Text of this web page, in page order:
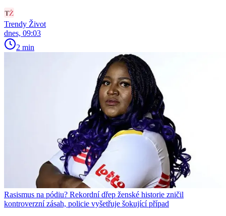
Trendy Život
dnes, 09:03
2 min
Rasismus na pódiu? Rekordní dřep ženské historie zničil
kontroverzní zásah, policie vyšetřuje šokující případ